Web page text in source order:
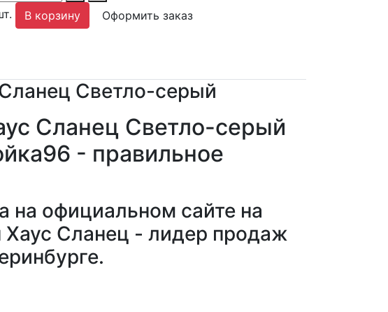
В корзину Оформить заказ
Светло-серый
Сланец Светло-серый
- правильное
на официальном сайте на
Хаус Сланец - лидер продаж